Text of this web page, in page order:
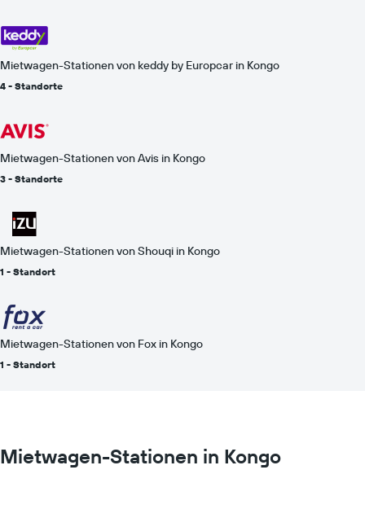
Mietwagen-Stationen von keddy by Europcar in Kongo
4 - Standorte
Mietwagen-Stationen von Avis in Kongo
3 - Standorte
Mietwagen-Stationen von Shouqi in Kongo
1 - Standort
Mietwagen-Stationen von Fox in Kongo
1 - Standort
Mietwagen-Stationen in Kongo